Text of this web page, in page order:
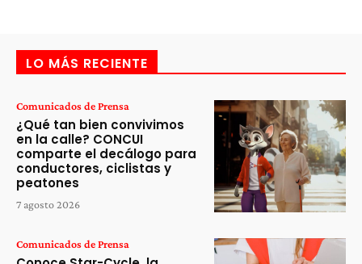
LO MÁS RECIENTE
Comunicados de Prensa
¿Qué tan bien convivimos
en la calle? CONCUI
comparte el decálogo para
conductores, ciclistas y
peatones
7 agosto 2026
Comunicados de Prensa